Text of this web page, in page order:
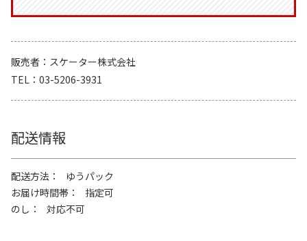
販売者
スケーター株式会社
TEL
03-5206-3931
配送情報
配送方法
ゆうパック
お届け時間帯
指定可
のし
対応不可